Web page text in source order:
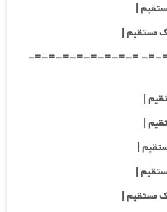
-=-=-=-=-=-=-=-=-=-